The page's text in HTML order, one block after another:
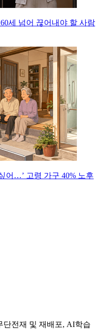
세 넘어 끊어내야 할 사람
어…’ 고령 가구 40% 노후
전재 및 재배포, AI학습